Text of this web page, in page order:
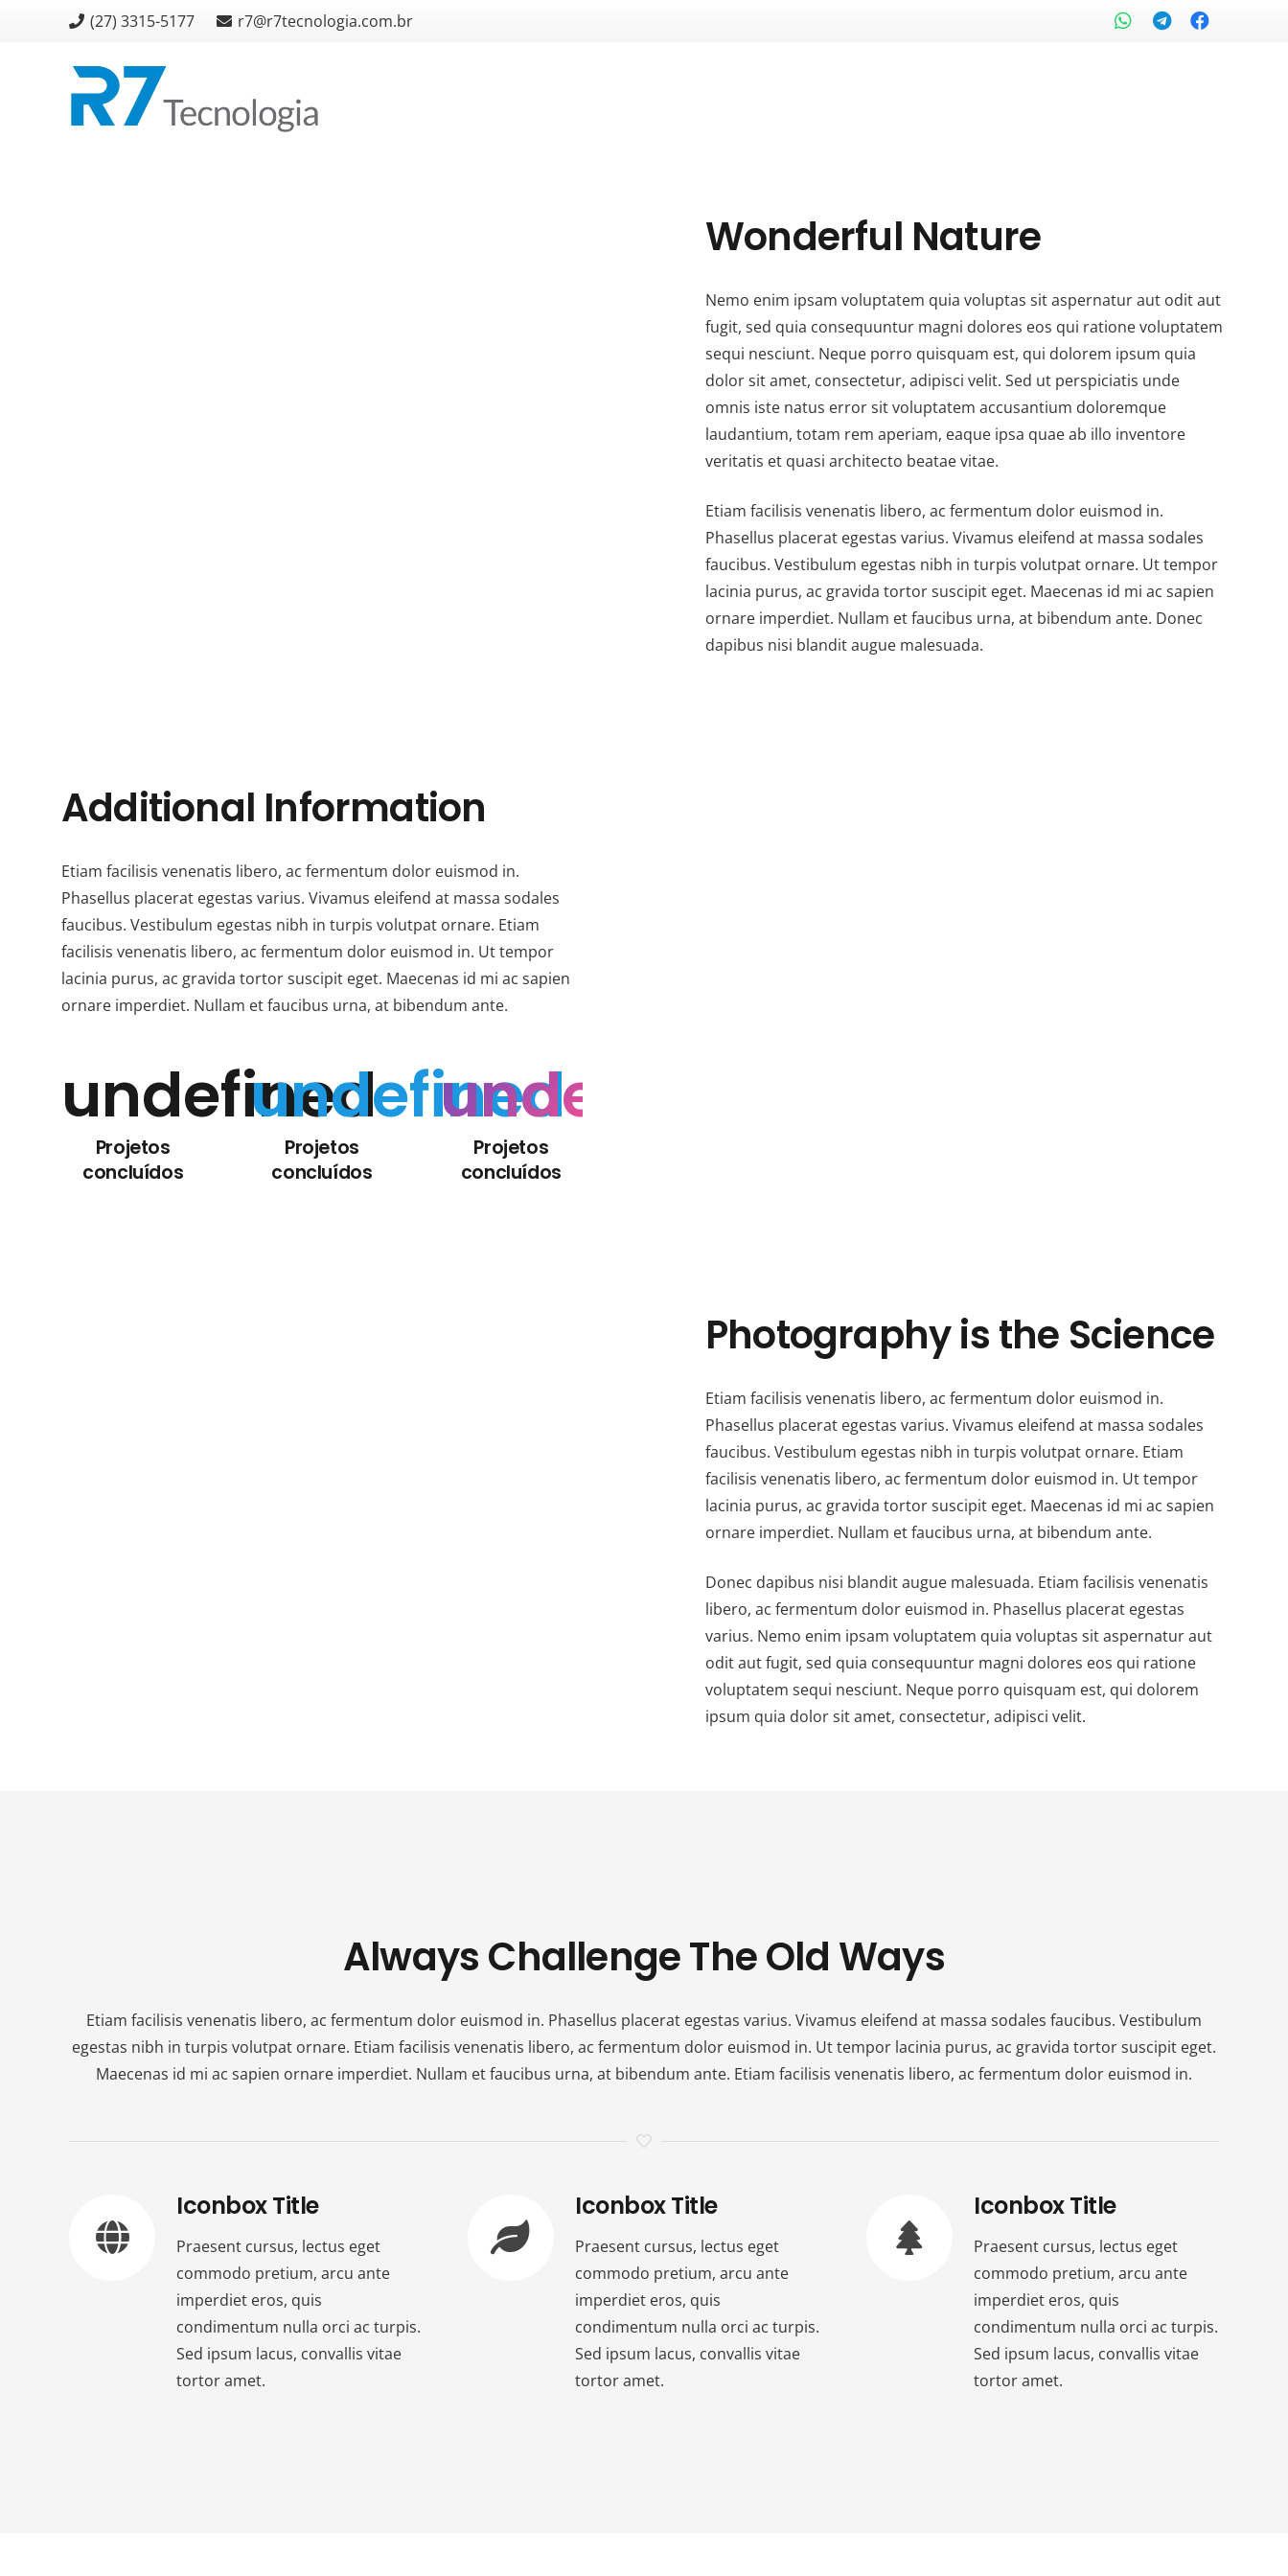
(27) 3315-5177 r7@r7tecnologia.com.br
Wonderful Nature
Nemo enim ipsam voluptatem quia voluptas sit aspernatur aut odit aut
fugit, sed quia consequuntur magni dolores eos qui ratione voluptatem
sequi nesciunt. Neque porro quisquam est, qui dolorem ipsum quia
dolor sit amet, consectetur, adipisci velit. Sed ut perspiciatis unde
omnis iste natus error sit voluptatem accusantium doloremque
laudantium, totam rem aperiam, eaque ipsa quae ab illo inventore
veritatis et quasi architecto beatae vitae.
Etiam facilisis venenatis libero, ac fermentum dolor euismod in.
Phasellus placerat egestas varius. Vivamus eleifend at massa sodales
faucibus. Vestibulum egestas nibh in turpis volutpat ornare. Ut tempor
lacinia purus, ac gravida tortor suscipit eget. Maecenas id mi ac sapien
ornare imperdiet. Nullam et faucibus urna, at bibendum ante. Donec
dapibus nisi blandit augue malesuada.
Additional Information
Etiam facilisis venenatis libero, ac fermentum dolor euismod in.
Phasellus placerat egestas varius. Vivamus eleifend at massa sodales
faucibus. Vestibulum egestas nibh in turpis volutpat ornare. Etiam
facilisis venenatis libero, ac fermentum dolor euismod in. Ut tempor
lacinia purus, ac gravida tortor suscipit eget. Maecenas id mi ac sapien
ornare imperdiet. Nullam et faucibus urna, at bibendum ante.
undefined
Projetos
concluídos
undefined
Projetos
concluídos
undefined
Projetos
concluídos
Photography is the Science
Etiam facilisis venenatis libero, ac fermentum dolor euismod in.
Phasellus placerat egestas varius. Vivamus eleifend at massa sodales
faucibus. Vestibulum egestas nibh in turpis volutpat ornare. Etiam
facilisis venenatis libero, ac fermentum dolor euismod in. Ut tempor
lacinia purus, ac gravida tortor suscipit eget. Maecenas id mi ac sapien
ornare imperdiet. Nullam et faucibus urna, at bibendum ante.
Donec dapibus nisi blandit augue malesuada. Etiam facilisis venenatis
libero, ac fermentum dolor euismod in. Phasellus placerat egestas
varius. Nemo enim ipsam voluptatem quia voluptas sit aspernatur aut
odit aut fugit, sed quia consequuntur magni dolores eos qui ratione
voluptatem sequi nesciunt. Neque porro quisquam est, qui dolorem
ipsum quia dolor sit amet, consectetur, adipisci velit.
Always Challenge The Old Ways
Etiam facilisis venenatis libero, ac fermentum dolor euismod in. Phasellus placerat egestas varius. Vivamus eleifend at massa sodales faucibus. Vestibulum
egestas nibh in turpis volutpat ornare. Etiam facilisis venenatis libero, ac fermentum dolor euismod in. Ut tempor lacinia purus, ac gravida tortor suscipit eget.
Maecenas id mi ac sapien ornare imperdiet. Nullam et faucibus urna, at bibendum ante. Etiam facilisis venenatis libero, ac fermentum dolor euismod in.
Iconbox Title
Praesent cursus, lectus eget
commodo pretium, arcu ante
imperdiet eros, quis
condimentum nulla orci ac turpis.
Sed ipsum lacus, convallis vitae
tortor amet.
Iconbox Title
Praesent cursus, lectus eget
commodo pretium, arcu ante
imperdiet eros, quis
condimentum nulla orci ac turpis.
Sed ipsum lacus, convallis vitae
tortor amet.
Iconbox Title
Praesent cursus, lectus eget
commodo pretium, arcu ante
imperdiet eros, quis
condimentum nulla orci ac turpis.
Sed ipsum lacus, convallis vitae
tortor amet.